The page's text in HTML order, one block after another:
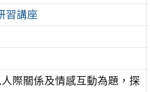
習講座
際關係及情感互動為題，探